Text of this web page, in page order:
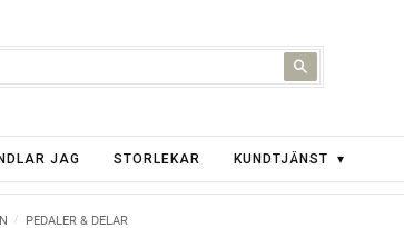
JAG STORLEKAR KUNDTJÄNST
PEDALER & DELAR